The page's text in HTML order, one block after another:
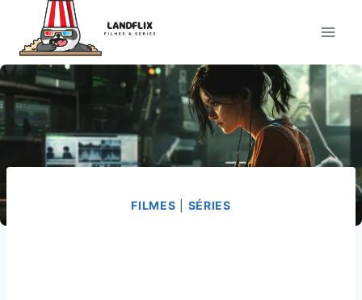
Conteúdo
FILMES SÉRIES